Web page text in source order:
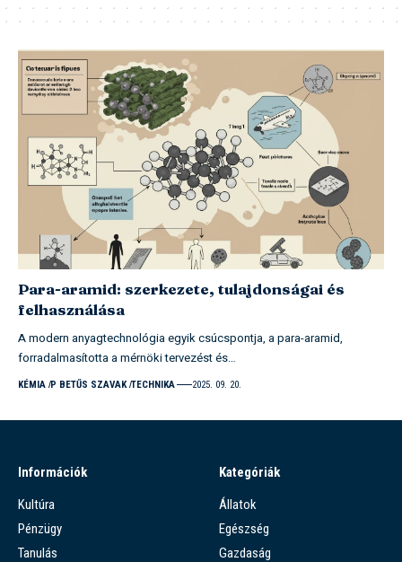
Para-aramid: szerkezete, tulajdonságai és
felhasználása
A modern anyagtechnológia egyik csúcspontja, a para-aramid,
forradalmasította a mérnöki tervezést és…
KÉMIA P BETŰS SZAVAK TECHNIKA 2025. 09. 20.
Információk
Kultúra
Pénzügy
Tanulás
Kategóriák
Állatok
Egészség
Gazdaság